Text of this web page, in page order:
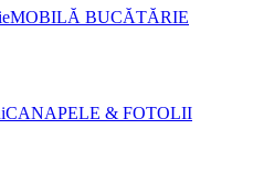
MOBILĂ BUCĂTĂRIE
CANAPELE & FOTOLII